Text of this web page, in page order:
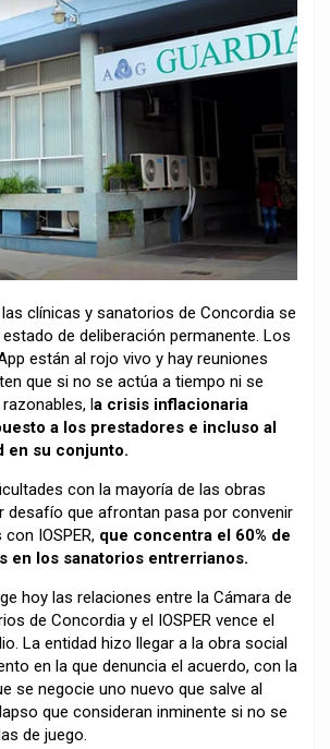
clínicas y sanatorios de Concordia se
de deliberación permanente. Los
están al rojo vivo y hay reuniones
que si no se actúa a tiempo ni se
la crisis inflacionaria
a los prestadores e incluso al
en su conjunto.
con la mayoría de las obras
desafío que afrontan pasa por convenir
IOSPER, que concentra el 60% de
en los sanatorios entrerrianos.
hoy las relaciones entre la Cámara de
de Concordia y el IOSPER vence el
La entidad hizo llegar a la obra social
en la que denuncia el acuerdo, con la
se negocie uno nuevo que salve al
que consideran inminente si no se
de juego.